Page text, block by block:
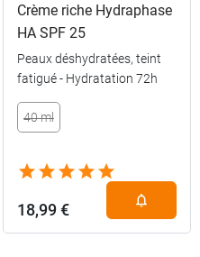
Crème riche Hydraphase
HA SPF 25
Peaux déshydratées, teint
fatigué - Hydratation 72h
40 ml
18,99 €